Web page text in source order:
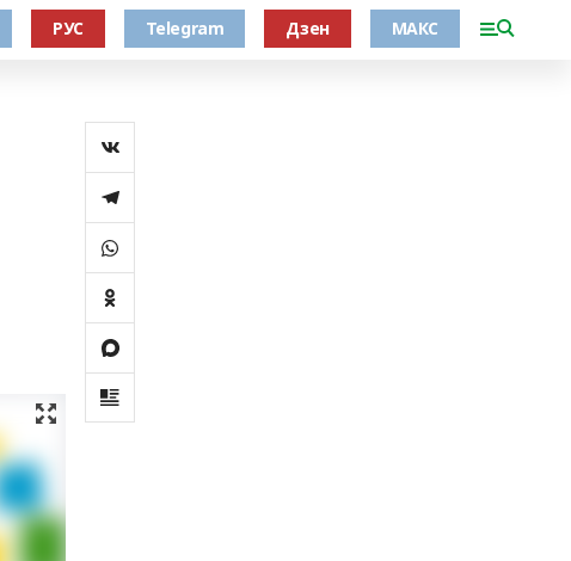
РУС Telegram Дзен МАКС